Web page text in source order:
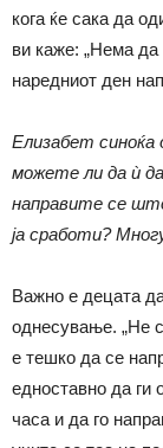
кога ќе сака да
ви каже: „Нема
наредниот ден
Елизабет синоќа
можете ли да ѝ
направите се
ја сработи?
Важно е децата
однесување. „Не
е тешко да се
едноставно да ги
часа и да го